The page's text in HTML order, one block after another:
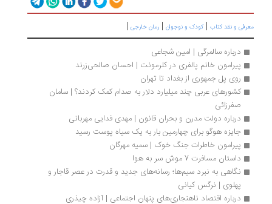
و نقد کتاب|کودک و نوجوان |رمان خارجی|
درباره سالمرگی | امین شجاعی
پیرامون خانم پالفری در کلرمونت | احسان صالحی‌زرند
روی پل جمهوری از بغداد تا تهران
کشورهای عربی چند میلیارد دلار به صدام کمک کردند؟ | سامان
صفرزائی
درباره دولت مدرن و بحران قانون | مهدی فدایی مهربانی
جایزه هوگو برای چهارمین بار به یک سیاه پوست رسید
پیرامون خاطرات جنگ خوک | سمیه مهرگان
داستان مسافرت 7 موش سر به هوا
پهلوی | نرگس کیانی
درباره اقتصاد ناهنجاری‌های پنهان اجتماعی | آزاده چیذری